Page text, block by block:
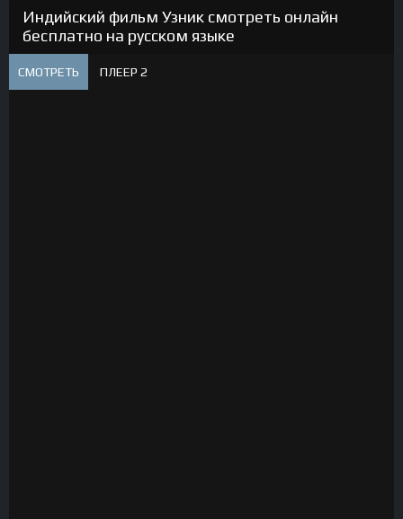
Индийский фильм Узник смотреть онлайн
бесплатно на русском языке
СМОТРЕТЬ ПЛЕЕР 2